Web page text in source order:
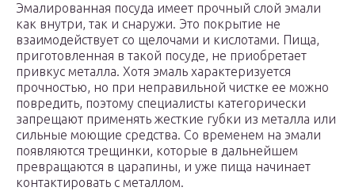
Эмалированная посуда имеет прочный слой эмали
как внутри, так и снаружи. Это покрытие не
взаимодействует со щелочами и кислотами. Пища,
приготовленная в такой посуде, не приобретает
привкус металла. Хотя эмаль характеризуется
прочностью, но при неправильной чистке ее можно
повредить, поэтому специалисты категорически
запрещают применять жесткие губки из металла или
сильные моющие средства. Со временем на эмали
появляются трещинки, которые в дальнейшем
превращаются в царапины, и уже пища начинает
контактировать с металлом.